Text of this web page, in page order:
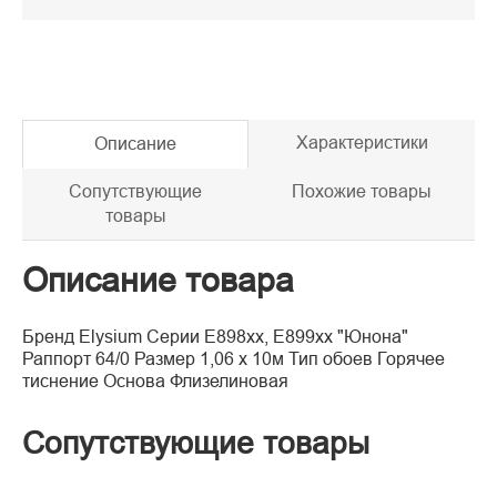
Описание Характеристики
Сопутствующие
товары
Похожие товары
Описание товара
Бренд Elysium Серии Е898хх, Е899хх "Юнона"
Раппорт 64/0 Размер 1,06 х 10м Тип обоев Горячее
тиснение Основа Флизелиновая
Сопутствующие товары